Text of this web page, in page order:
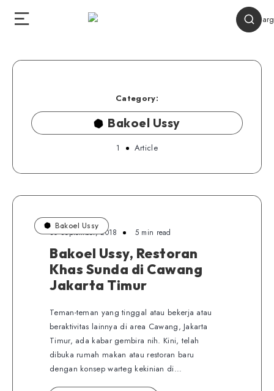
Category:
Bakoel Ussy
1 Article
Bakoel Ussy
30 September, 2018 5 min read
Bakoel Ussy, Restoran
Khas Sunda di Cawang
Jakarta Timur
Teman-teman yang tinggal atau bekerja atau
beraktivitas lainnya di area Cawang, Jakarta
Timur, ada kabar gembira nih. Kini, telah
dibuka rumah makan atau restoran baru
dengan konsep warteg kekinian di…